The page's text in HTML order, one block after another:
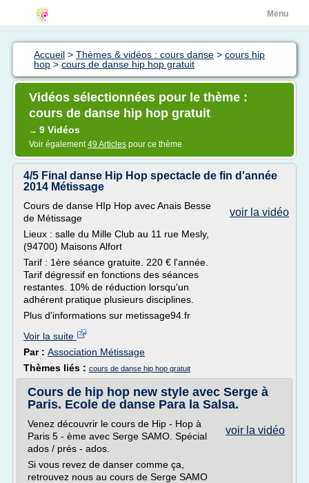
Menu
Accueil > Thèmes & vidéos : cours danse > cours hip
hop > cours de danse hip hop gratuit
Vidéos sélectionnées pour le thème :
cours de danse hip hop gratuit
→ 9 Vidéos
Voir également49 Articles pour ce thème
4/5 Final danse Hip Hop spectacle de fin d'année
2014 Métissage
voir la vidéo
Cours de danse HIp Hop avec Anais Besse
de Métissage
Lieux : salle du Mille Club au 11 rue Mesly,
(94700) Maisons Alfort
Tarif : 1ère séance gratuite. 220 € l'année.
Tarif dégressif en fonctions des séances
restantes. 10% de réduction lorsqu'un
adhérent pratique plusieurs disciplines.
Plus d'informations sur metissage94.fr
Voir la suite
Par : Association Métissage
Thèmes liés : cours de danse hip hop gratuit
Cours de hip hop new style avec Serge à
Paris. Ecole de danse Para la Salsa.
voir la vidéo
Venez découvrir le cours de Hip - Hop à
Paris 5 - ème avec Serge SAMO. Spécial
ados / prés - ados.
Si vous revez de danser comme ça,
retrouvez nous au cours de Serge SAMO